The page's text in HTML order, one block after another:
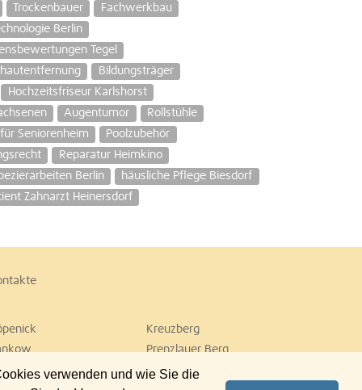
verwenden und wie Sie die
Trockenbauer
Fachwerkbau
Berlin
Tegel
Bildungsträger
Hochzeitsfriseur Karlshorst
Augentumor
Rollstühle
Seniorenheim
Poolzubehör
Reparatur Heimkino
Berlin
häusliche Pflege Biesdorf
Zahnarzt Heinersdorf
Kreuzberg
Prenzlauer Berg
Tiergarten